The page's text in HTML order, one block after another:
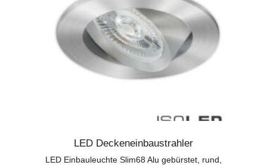
LED Deckeneinbaustrahler
LED Einbauleuchte Slim68 Alu gebürstet, rund,